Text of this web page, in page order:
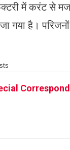
में करंट से
गया है।